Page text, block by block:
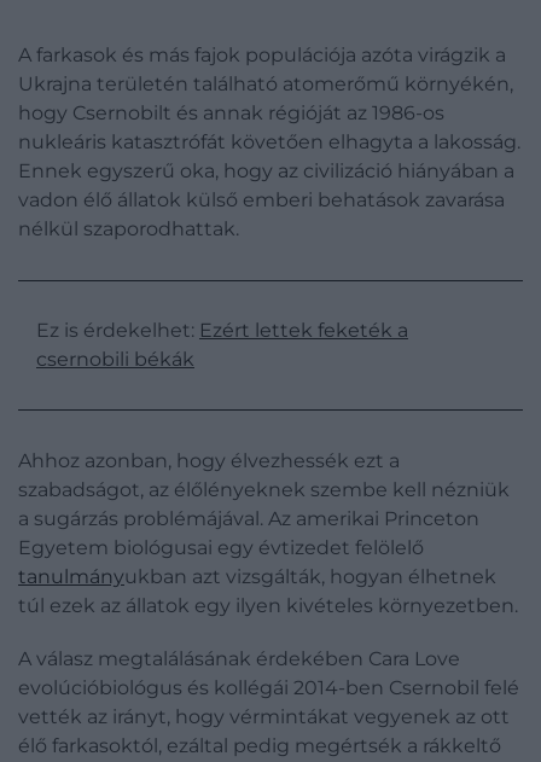
A farkasok és más fajok populációja azóta virágzik a
Ukrajna területén található atomerőmű környékén,
hogy Csernobilt és annak régióját az 1986-os
nukleáris katasztrófát követően elhagyta a lakosság.
Ennek egyszerű oka, hogy az civilizáció hiányában a
vadon élő állatok külső emberi behatások zavarása
nélkül szaporodhattak.
Ez is érdekelhet: Ezért lettek feketék a
csernobili békák
Ahhoz azonban, hogy élvezhessék ezt a
szabadságot, az élőlényeknek szembe kell nézniük
a sugárzás problémájával. Az amerikai Princeton
Egyetem biológusai egy évtizedet felölelő
tanulmányukban azt vizsgálták, hogyan élhetnek
túl ezek az állatok egy ilyen kivételes környezetben.
A válasz megtalálásának érdekében Cara Love
evolúcióbiológus és kollégái 2014-ben Csernobil felé
vették az irányt, hogy vérmintákat vegyenek az ott
élő farkasoktól, ezáltal pedig megértsék a rákkeltő